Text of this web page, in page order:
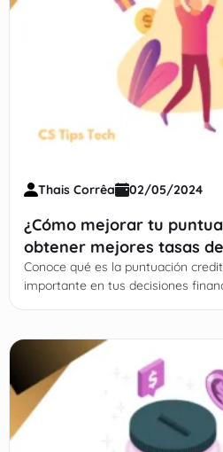
Thais Corrêa 02/05/2024
¿Cómo mejorar tu
obtener mejores tasas
Conoce qué es la puntuación
importante en tus decisiones